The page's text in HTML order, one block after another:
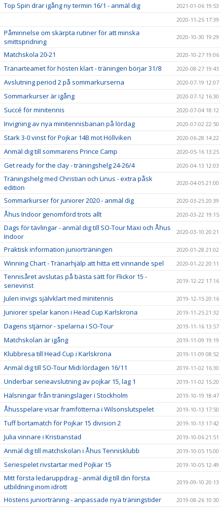
Top Spin drar igång ny termin 16/1 - anmäl dig
2021-01-06 19:53
2020-11-25 17:39
Påminnelse om skärpta rutiner för att minska
smittspridning
2020-10-30 19:29
Matchskola 20-21 2020-10-27 19:06
Tränarteamet för hösten klart - träningen börjar 31/8 2020-08-27 19:43
Avslutning period 2 på sommarkurserna 2020-07-19 12:07
Sommarkurser är igång 2020-07-12 16:30
Succé för minitennis 2020-07-04 18:12
Invigning av nya minitennisbanan på lördag 2020-07-02 22:50
Stark 3-0 vinst för Pojkar 14B mot Höllviken 2020-06-28 14:22
Anmäl dig till sommarens Prince Camp 2020-05-16 13:25
Get ready for the clay - träningshelg 24-26/4 2020-04-13 12:03
Träningshelg med Christian och Linus - extra påsk
edition
2020-04-05 21:00
Sommarkurser för juniorer 2020 - anmäl dig 2020-03-25 20:39
Åhus Indoor genomförd trots allt 2020-03-22 19:15
Dags för tävlingar - anmäl dig till SO-Tour Maxi och Åhus
Indoor
2020-03-10 20:21
Praktisk information juniorträningen 2020-01-28 21:02
Winning Chart - Tränarhjälp att hitta ett vinnande spel 2020-01-22 20:11
Tennisåret avslutas på bästa sätt för Flickor 15 -
serievinst
2019-12-22 17:16
Julen invigs självklart med minitennis 2019-12-15 20:16
Juniorer spelar kanon i Head Cup Karlskrona 2019-11-25 21:32
Dagens stjärnor - spelarna i SO-Tour 2019-11-16 13:57
Matchskolan är igång 2019-11-09 19:19
Klubbresa till Head Cup i Karlskrona 2019-11-09 08:52
Anmäl dig till SO-Tour Midi lördagen 16/11 2019-11-02 16:30
Underbar serieavslutning av pojkar 15, lag 1 2019-11-02 15:20
Hälsningar från träningsläger i Stockholm 2019-10-19 18:47
Åhusspelare visar framfötterna i Wilsonslutspelet 2019-10-13 17:50
Tuff bortamatch för Pojkar 15 division 2 2019-10-13 17:42
Julia vinnare i Kristianstad 2019-10-06 21:51
Anmäl dig till matchskolan i Åhus Tennisklubb 2019-10-05 15:00
Seriespelet rivstartar med Pojkar 15 2019-10-05 12:49
Mitt första ledaruppdrag - anmäl dig till din första
utbildning inom idrott
2019-09-10 20:13
Höstens juniorträning - anpassade nya träningstider 2019-08-26 10:30